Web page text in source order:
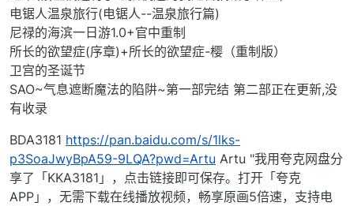
电锯人温泉旅行(电锯人--温泉旅行篇)
尼禄的海滨一日游1.0+官中重制
所长的欲望症(序章)+所长的欲望症-樱（重制版）
卫宫的圣诞节
SAO~气息遮断魔法的陷阱~第一部完结 第二部正在更新,没
有收录
BDA3181 https://pan.baidu.com/s/1lks-
p3SoaJwyBpA59-9LQA?pwd=Artu Artu "我用夸克网盘分
享了「KKA3181」，点击链接即可保存。打开「夸克
APP」，无需下载在线播放视频，畅享原画5倍速，支持电